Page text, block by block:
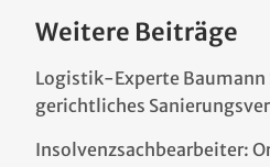
Weitere Beiträge
Logistik-Experte Baumann
gerichtliches
Insolvenzsachbearbeiter: